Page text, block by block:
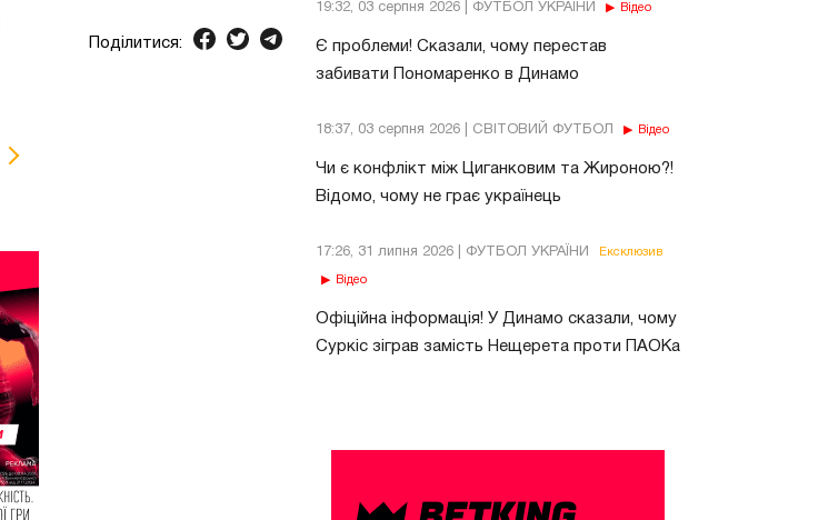
19:32, 03 серпня 2026 | ФУТБОЛ УКРАЇНИ Відео
Є проблеми! Сказали, чому перестав
забивати Пономаренко в Динамо
18:37, 03 серпня 2026 | СВІТОВИЙ ФУТБОЛ Відео
Чи є конфлікт між Циганковим та Жироною?!
Відомо, чому не грає українець
17:26, 31 липня 2026 | ФУТБОЛ УКРАЇНИ Ексклюзив
Відео
Офіційна інформація! У Динамо сказали, чому
Суркіс зіграв замість Нещерета проти ПАОКа
Поділитися: